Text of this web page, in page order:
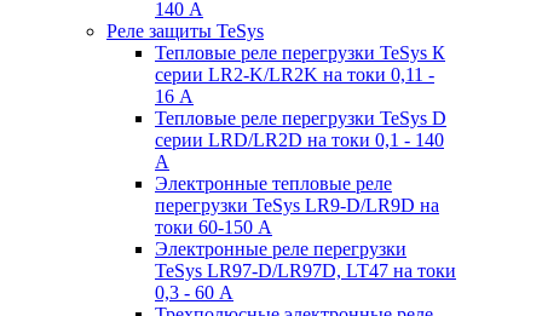
140 А
Реле защиты TeSys
Тепловые реле перегрузки TeSys К
серии LR2-K/LR2K на токи 0,11 -
16 А
Тепловые реле перегрузки TeSys D
серии LRD/LR2D на токи 0,1 - 140
А
Электронные тепловые реле
перегрузки TeSys LR9-D/LR9D на
токи 60-150 А
Электронные реле перегрузки
TeSys LR97-D/LR97D, LT47 на токи
0,3 - 60 А